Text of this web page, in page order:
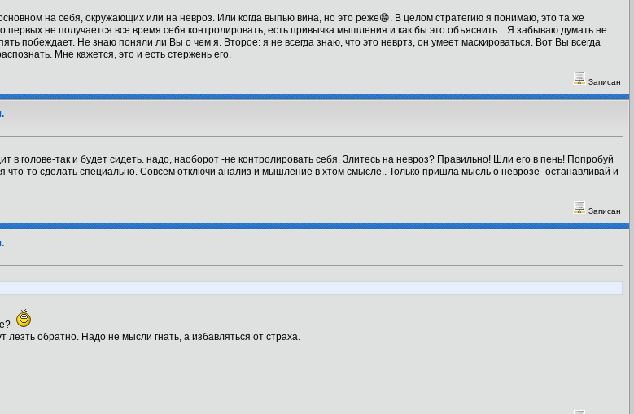
на себя, окружающих или на невроз. Или когда выпью вина, но это реже😁. В целом стратегию я понимаю, это та же
первых не получается все время себя контролировать, есть привычка мышления и как бы это объяснить... Я забываю думать не
побеждает. Не знаю поняли ли Вы о чем я. Второе: я не всегда знаю, что это невртз, он умеет маскироваться. Вот Вы всегда
Мне кажется, это и есть стержень его.
Записан
в голове-так и будет сидеть. надо, наоборот -не контролировать себя. Злитесь на невроз? Правильно! Шли его в пень! Попробуй
что-то сделать специально. Совсем отключи анализ и мышление в хтом смысле.. Только пришла мысль о неврозе- останавливай и
Записан
обратно. Надо не мысли гнать, а избавляться от страха.